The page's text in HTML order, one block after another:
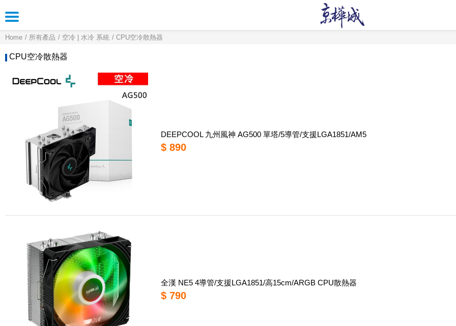
Home 所有產品 空冷 | 水冷 系統 CPU空冷散熱器
CPU空冷散熱器
DEEPCOOL 九州風神 AG500 單塔/5導管/支援LGA1851/AM5
$ 890
全漢 NE5 4導管/支援LGA1851/高15cm/ARGB CPU散熱器
$ 790